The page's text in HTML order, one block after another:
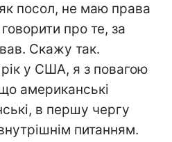
посол, не маю права
говорити про те, за
Скажу так.
у США, я з повагою
американські
в першу чергу
питанням.